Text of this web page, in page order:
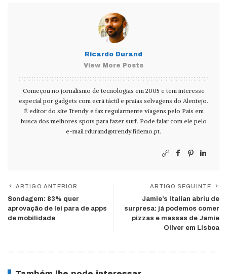
Ricardo Durand
View More Posts
Começou no jornalismo de tecnologias em 2005 e tem interesse
especial por gadgets com ecrã táctil e praias selvagens do Alentejo.
É editor do site Trendy e faz regularmente viagens pelo País em
busca dos melhores spots para fazer surf. Pode falar com ele pelo
e-mail rdurand@trendy.fidemo.pt.
ARTIGO ANTERIOR
Sondagem: 83% quer
aprovação de lei para de apps
de mobilidade
ARTIGO SEGUINTE
Jamie’s Italian abriu de
surpresa: já podemos comer
pizzas e massas de Jamie
Oliver em Lisboa